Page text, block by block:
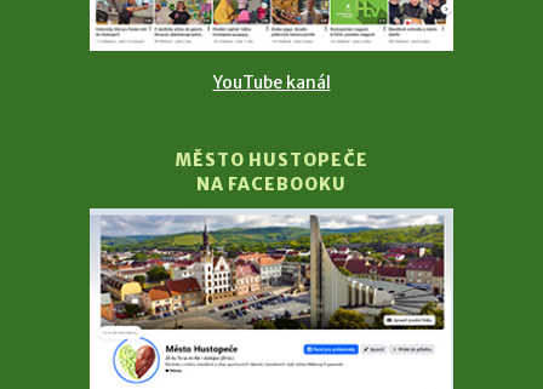
YouTube kanál
MĚSTO HUSTOPEČE
NA FACEBOOKU